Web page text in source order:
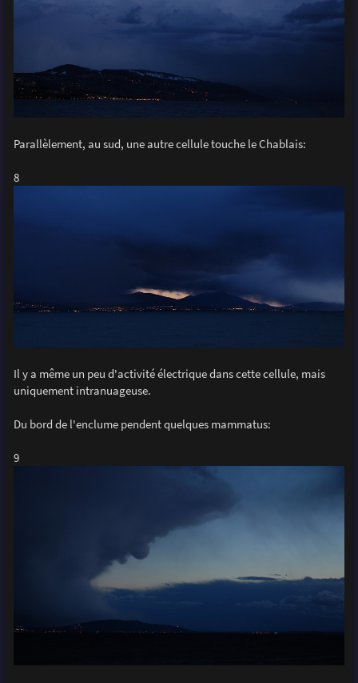
Parallèlement, au sud, une autre cellule touche le Chablais:
8
Il y a même un peu d'activité électrique dans cette cellule, mais
uniquement intranuageuse.
Du bord de l'enclume pendent quelques mammatus:
9